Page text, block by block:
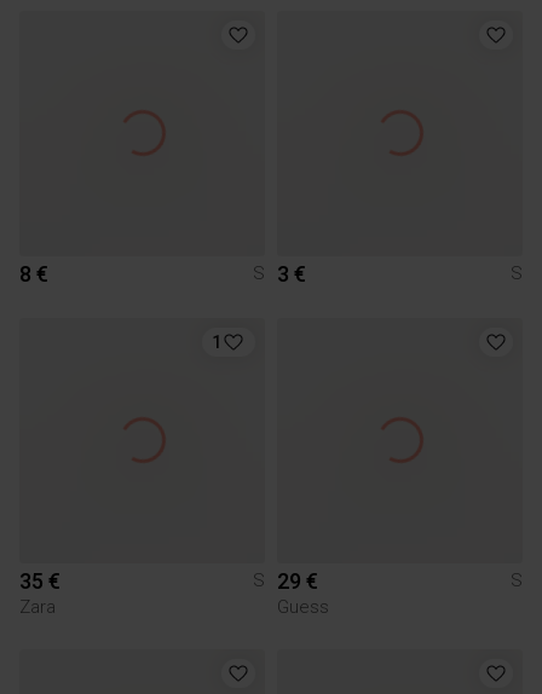
8 € S 3 € S
1
35 €
S
Zara
29 €
S
Guess